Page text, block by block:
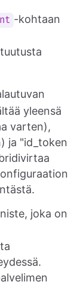
-kohtaan
yleensä
varten),
ja "id_token
joka on